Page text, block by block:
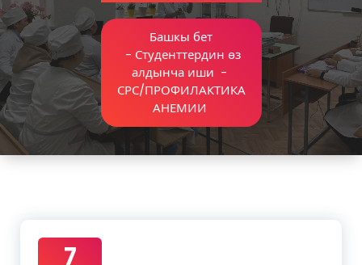
Башкы бет
- Студенттердин өз
алдынча иши -
СРС/ПРОФИЛАКТИКА
АНЕМИИ
7